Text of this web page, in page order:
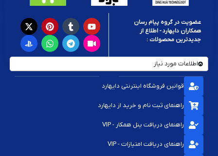
عضویت در گروه پیام رسان
همکاران دایهارد - اطلاع از
جدیدترین محصولات :
اطلاعات مورد نیاز
قوانین فروشگاه اینترنتی دایهارد
راهنمای ثبت نام و خرید از دایهارد
راهنمای دریافت پنل همکار - VIP
راهنمای دریافت امتیازات - VIP